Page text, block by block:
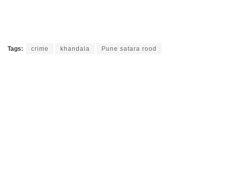
Tags: crime khandala Pune satara rood